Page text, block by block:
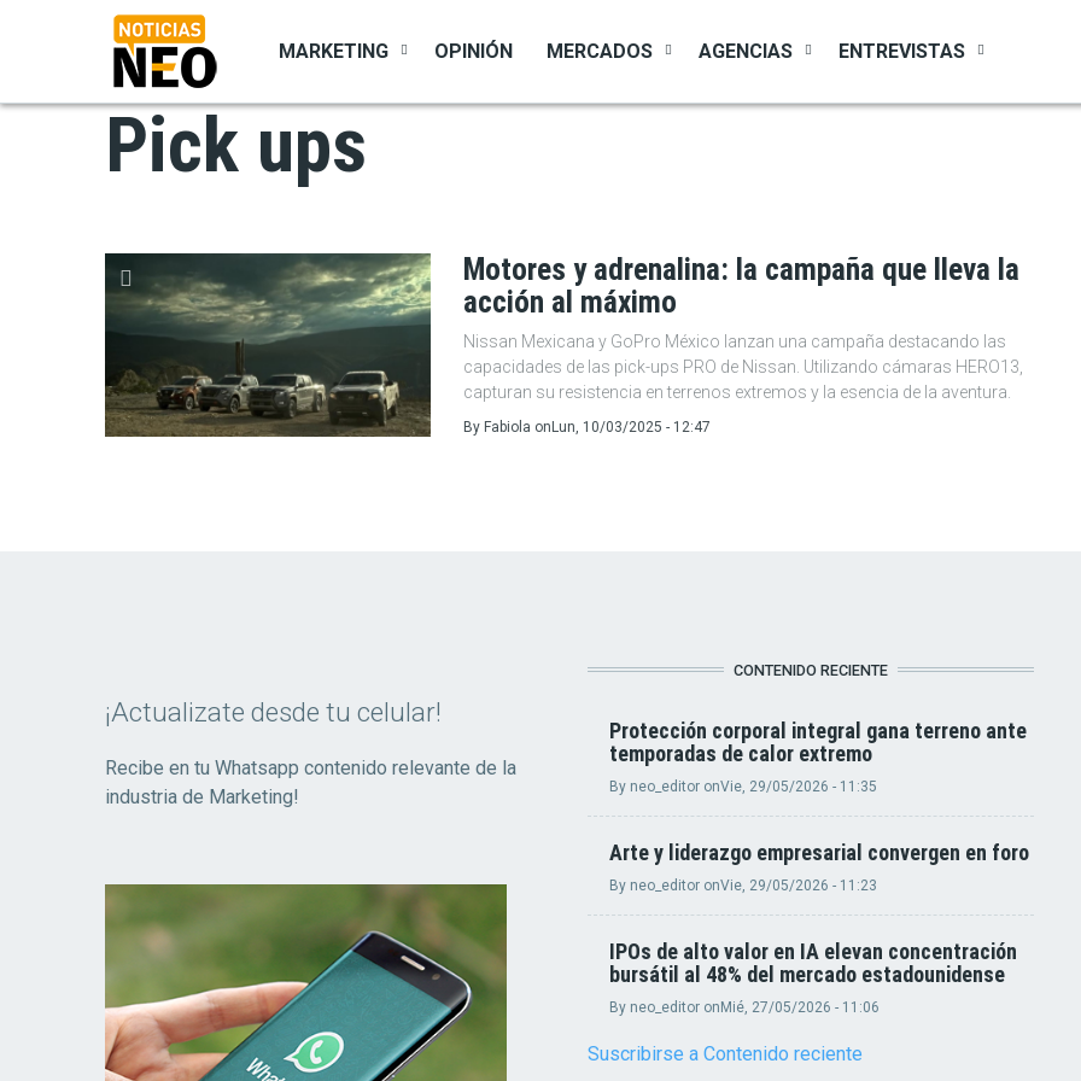
principal
MARKETING OPINIÓN MERCADOS AGENCIAS ENTREVISTAS
Pick ups
Motores y adrenalina: la campaña que lleva la
acción al máximo
Nissan Mexicana y GoPro México lanzan una campaña destacando las
capacidades de las pick-ups PRO de Nissan. Utilizando cámaras HERO13,
capturan su resistencia en terrenos extremos y la esencia de la aventura.
By Fabiola on Lun, 10/03/2025 - 12:47
¡Actualizate desde tu celular!
Recibe en tu Whatsapp contenido relevante de la
industria de Marketing!
CONTENIDO RECIENTE
Protección corporal integral gana terreno ante
temporadas de calor extremo
By neo_editoronVie, 29/05/2026 - 11:35
Arte y liderazgo empresarial convergen en foro
By neo_editoronVie, 29/05/2026 - 11:23
IPOs de alto valor en IA elevan concentración
bursátil al 48% del mercado estadounidense
By neo_editoron Mié, 27/05/2026 - 11:06
Suscribirse a Contenido reciente